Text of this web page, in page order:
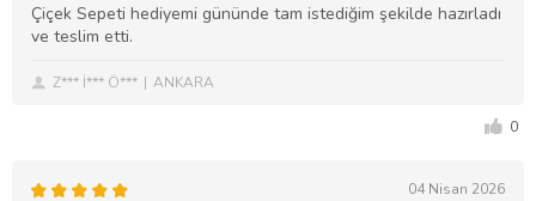
Çiçek Sepeti hediyemi gününde tam istediğim şekilde hazırladı
ve teslim etti.
Z*** İ*** Ö*** ANKARA
0
04 Nisan 2026